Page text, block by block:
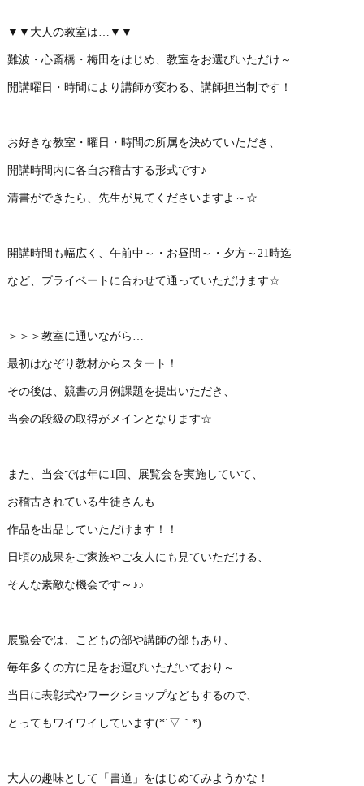
▼▼大人の教室は…▼▼
難波・心斎橋・梅田をはじめ、教室をお選びいただけ～
開講曜日・時間により講師が変わる、講師担当制です！
お好きな教室・曜日・時間の所属を決めていただき、
開講時間内に各自お稽古する形式です♪
清書ができたら、先生が見てくださいますよ～☆
開講時間も幅広く、午前中～・お昼間～・夕方～21時迄
など、プライベートに合わせて通っていただけます☆
＞＞＞教室に通いながら…
最初はなぞり教材からスタート！
その後は、競書の月例課題を提出いただき、
当会の段級の取得がメインとなります☆
また、当会では年に1回、展覧会を実施していて、
お稽古されている生徒さんも
作品を出品していただけます！！
日頃の成果をご家族やご友人にも見ていただける、
そんな素敵な機会です～♪♪
展覧会では、こどもの部や講師の部もあり、
毎年多くの方に足をお運びいただいており～
当日に表彰式やワークショップなどもするので、
とってもワイワイしています(*´▽｀*)
大人の趣味として「書道」をはじめてみようかな！